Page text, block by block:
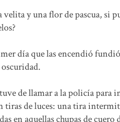
y una flor de pascua, si
día que las encendió
de llamar a la policía para
tiras de luces: una tira
en aquellas chupas de cuero